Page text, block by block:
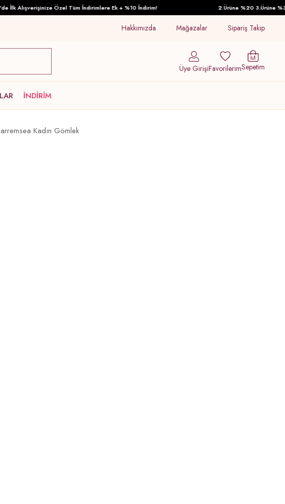
Alışverişinize Özel Tüm İndirimlere Ek + %10 İndirim! 2.Ürüne %20 3.Ürüne %30
Hakkımızda Mağazalar Sipariş Takip
Üye GirişiFavorilerimSepetim
İNDİRİM
Kadın Gömlek